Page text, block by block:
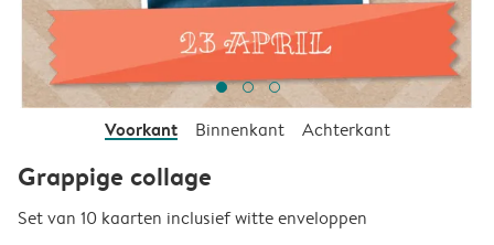
Voorkant Binnenkant Achterkant
Grappige collage
Set van 10 kaarten inclusief witte enveloppen